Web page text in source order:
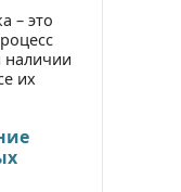
– это
наличии
их